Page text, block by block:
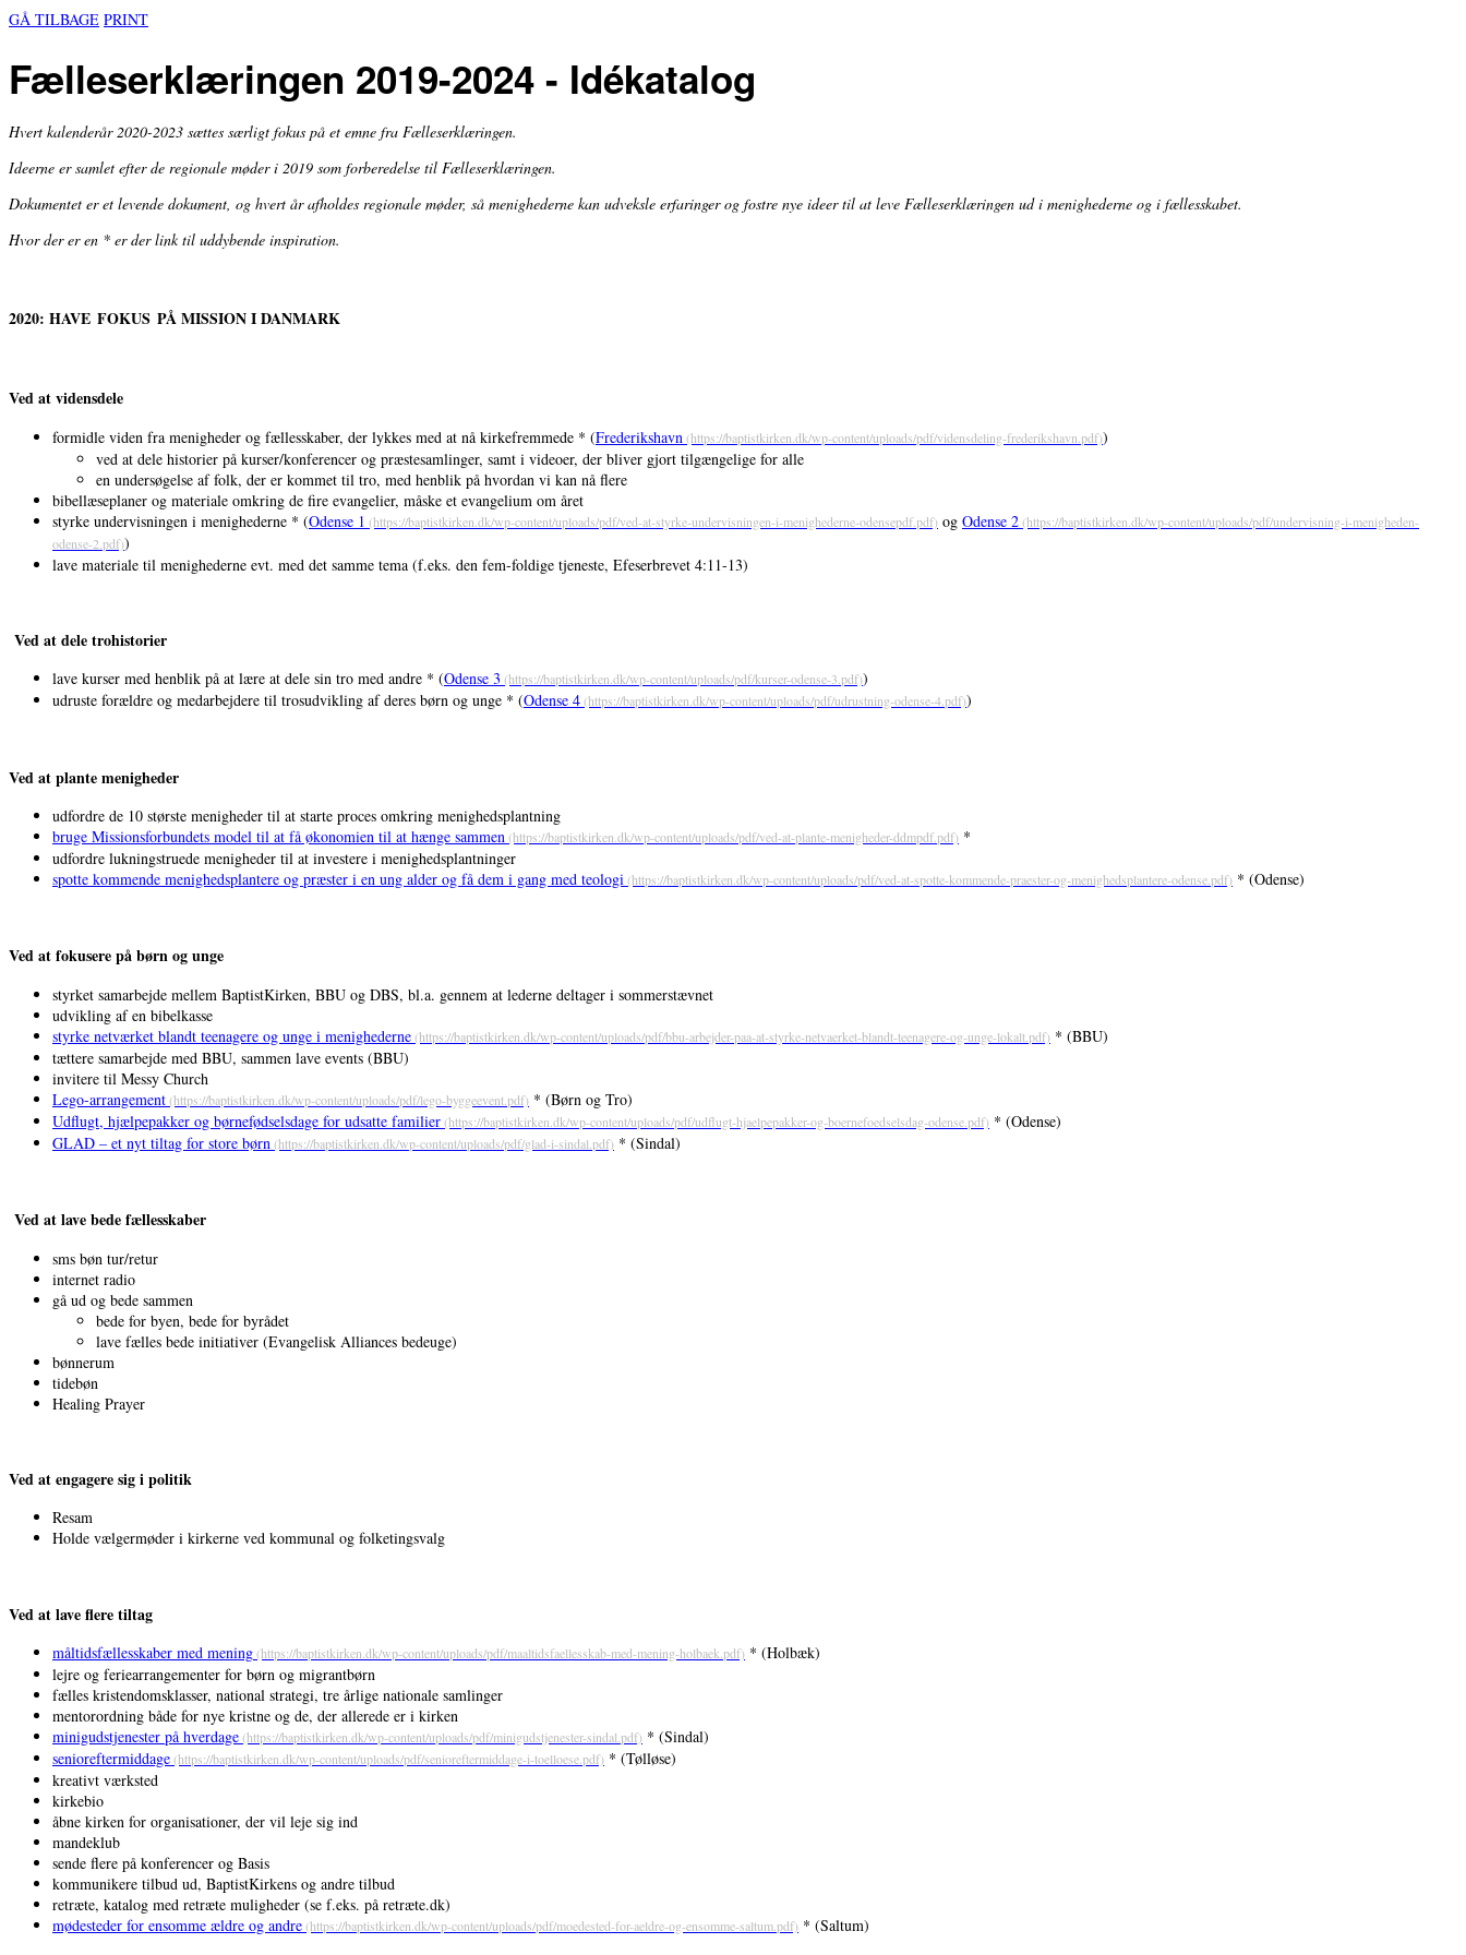
GÅ TILBAGE PRINT
Fælleserklæringen 2019-2024 - Idékatalog
Hvert kalenderår 2020-2023 sættes særligt fokus på et emne fra Fælleserklæringen.
Ideerne er samlet efter de regionale møder i 2019 som forberedelse til Fælleserklæringen.
Dokumentet er et levende dokument, og hvert år afholdes regionale møder, så menighederne kan udveksle erfaringer og fostre nye ideer til at leve Fælleserklæringen ud i menighederne og i fællesskabet.
Hvor der er en * er der link til uddybende inspiration.
2020: HAVE FOKUS PÅ MISSION I DANMARK
Ved at vidensdele
formidle viden fra menigheder og fællesskaber, der lykkes med at nå kirkefremmede * (Frederikshavn
)
ved at dele historier på kurser/konferencer og præstesamlinger, samt i videoer, der bliver gjort tilgængelige for alle
en undersøgelse af folk, der er kommet til tro, med henblik på hvordan vi kan nå flere
bibellæseplaner og materiale omkring de fire evangelier, måske et evangelium om året
styrke undervisningen i menighederne * (Odense 1 og Odense 2
)
lave materiale til menighederne evt. med det samme tema (f.eks. den fem-foldige tjeneste, Efeserbrevet 4:11-13)
Ved at dele trohistorier
lave kurser med henblik på at lære at dele sin tro med andre * (Odense 3
)
udruste forældre og medarbejdere til trosudvikling af deres børn og unge * (Odense 4 )
Ved at plante menigheder
udfordre de 10 største menigheder til at starte proces omkring menighedsplantning
bruge Missionsforbundets model til at få økonomien til at hænge sammen
*
udfordre lukningstruede menigheder til at investere i menighedsplantninger
spotte kommende menighedsplantere og præster i en ung alder og få dem i gang med teologi
* (Odense)
Ved at fokusere på børn og unge
styrket samarbejde mellem BaptistKirken, BBU og DBS, bl.a. gennem at lederne deltager i sommerstævnet
udvikling af en bibelkasse
styrke netværket blandt teenagere og unge i menighederne
* (BBU)
tættere samarbejde med BBU, sammen lave events (BBU)
invitere til Messy Church
Lego-arrangement
* (Børn og Tro)
Udflugt, hjælpepakker og børnefødselsdage for udsatte familier
* (Odense)
GLAD – et nyt tiltag for store børn
* (Sindal)
Ved at lave bede fællesskaber
sms bøn tur/retur
internet radio
gå ud og bede sammen
bede for byen, bede for byrådet
lave fælles bede initiativer (Evangelisk Alliances bedeuge)
bønnerum
tidebøn
Healing Prayer
Ved at engagere sig i politik
Resam
Holde vælgermøder i kirkerne ved kommunal og folketingsvalg
Ved at lave flere tiltag
måltidsfællesskaber med mening
* (Holbæk)
lejre og feriearrangementer for børn og migrantbørn
fælles kristendomsklasser, national strategi, tre årlige nationale samlinger
mentorordning både for nye kristne og de, der allerede er i kirken
minigudstjenester på hverdage
* (Sindal)
senioreftermiddage
* (Tølløse)
kreativt værksted
kirkebio
åbne kirken for organisationer, der vil leje sig ind
mandeklub
sende flere på konferencer og Basis
kommunikere tilbud ud, BaptistKirkens og andre tilbud
retræte, katalog med retræte muligheder (se f.eks. på retræte.dk)
mødesteder for ensomme ældre og andre
* (Saltum)